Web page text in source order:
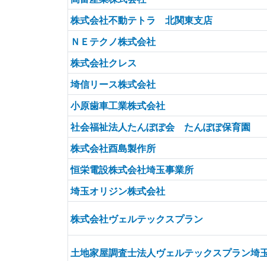
株式会社不動テトラ 北関東支店
ＮＥテクノ株式会社
株式会社クレス
埼信リース株式会社
小原歯車工業株式会社
社会福祉法人たんぽぽ会 たんぽぽ保育園
株式会社酉島製作所
恒栄電設株式会社埼玉事業所
埼玉オリジン株式会社
株式会社ヴェルテックスプラン
土地家屋調査士法人ヴェルテックスプラン埼